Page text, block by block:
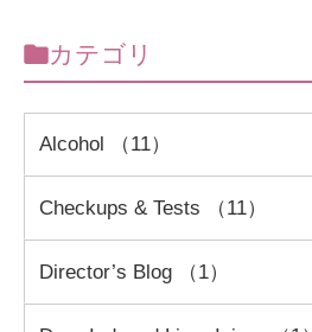
カテゴリ
Alcohol （11）
Checkups & Tests （11）
Director’s Blog （1）